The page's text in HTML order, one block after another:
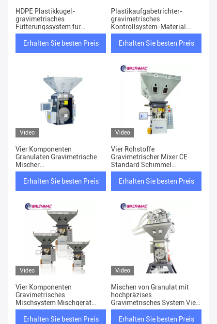
HDPE Plastikkugel-
gravimetrisches
Fütterungssystem für
Verdrängung
Erhalten Sie besten Preis
Plastikaufgabetrichter-
gravimetrisches
Kontrollsystem-Material
Dosierungs900kg/h
Erhalten Sie besten Preis
Video
Vier Komponenten
Granulaten Gravimetrische
Mischer
Kunststoffmischgeräte
Erhalten Sie besten Preis
Video
Vier Rohstoffe
Gravimetrischer Mixer CE
Standard Schimmel
Injektionszufuhr
Erhalten Sie besten Preis
Video
Vier Komponenten
Gravimetrisches
Mischsystem Mischgerät
Rohstoffmischgeräte
Erhalten Sie besten Preis
Video
Mischen von Granulat mit
hochpräzises
Gravimetrisches System Vier
Arten von Rohmaterial
Erhalten Sie besten Preis